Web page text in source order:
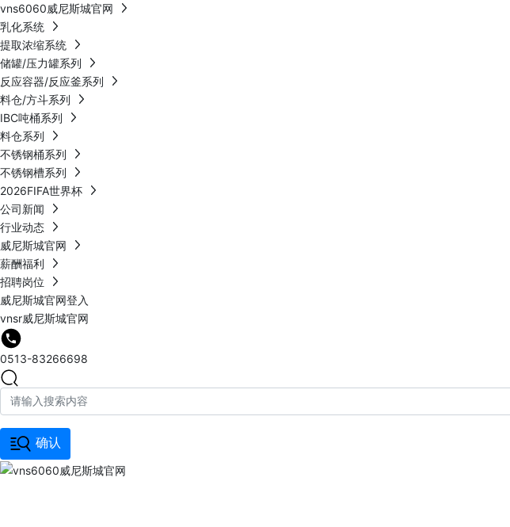
vns6060威尼斯城官网
乳化系统
提取浓缩系统
储罐/压力罐系列
反应容器/反应釜系列
料仓/方斗系列
IBC吨桶系列
料仓系列
不锈钢桶系列
不锈钢槽系列
2026FIFA世界杯
公司新闻
行业动态
威尼斯城官网
薪酬福利
招聘岗位
威尼斯城官网登入
vnsr威尼斯城官网
0513-83266698
确认